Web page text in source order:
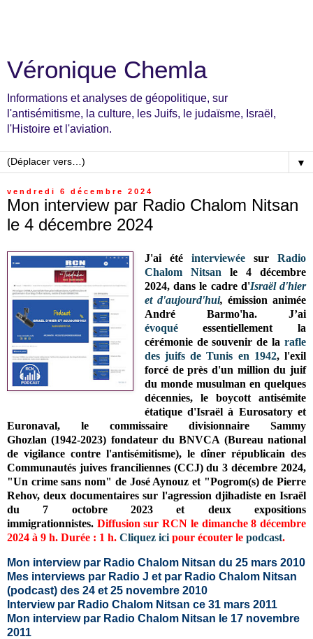
Véronique Chemla
Informations et analyses de géopolitique, sur
l'antisémitisme, la culture, les Juifs, le judaïsme, Israël,
l'Histoire et l'aviation.
▼
vendredi 6 décembre 2024
Mon interview par Radio Chalom Nitsan
le 4 décembre 2024
J'ai été interviewée surRadio
Chalom Nitsan le 4 décembre
2024, dans le cadre d'Israël d'hier
et d'aujourd'hui, émission animée
André Barmo'ha. J’ai
évoquéessentiellement la
cérémonie de souvenir de la rafle
des juifs de Tunis en 1942,l'exil
forcé de près d'un million du juif
du monde musulman en quelques
décennies, le boycott antisémite
étatique d'Israël à Eurosatory et
Euronaval, le commissaire divisionnaire Sammy
Ghozlan(1942-2023) fondateur du BNVCA (Bureau national
de vigilance contre l'antisémitisme), le dîner républicain des
Communautés juives franciliennes (CCJ) du 3 décembre 2024,
"Un crime sans nom" de José Aynouz et "Pogrom(s) de Pierre
Rehov, deux documentaires sur l'agression djihadiste en Israël
du 7 octobre 2023 et deux expositions
immigrationnistes. Diffusionsur RCN le dimanche 8 décembre
2024 à 9 h. Durée : 1 h. Cliquez ici pour écouter le podcast.
Mon interview par Radio Chalom Nitsan du 25 mars 2010
Mes interviews par Radio J et par Radio Chalom Nitsan
(podcast) des 24 et 25 novembre 2010
Interview par Radio Chalom Nitsan ce 31 mars 2011
Mon interview par Radio Chalom Nitsan le 17 novembre
2011